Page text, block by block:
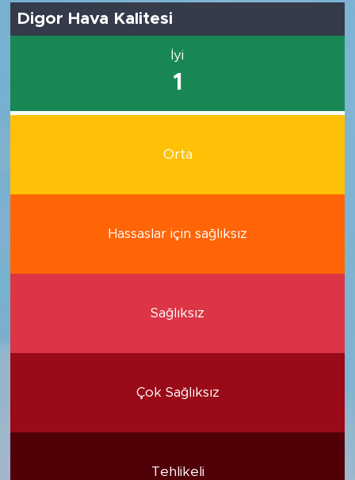
Digor Hava Kalitesi
İyi
1
Orta
Hassaslar için sağlıksız
Sağlıksız
Çok Sağlıksız
Tehlikeli